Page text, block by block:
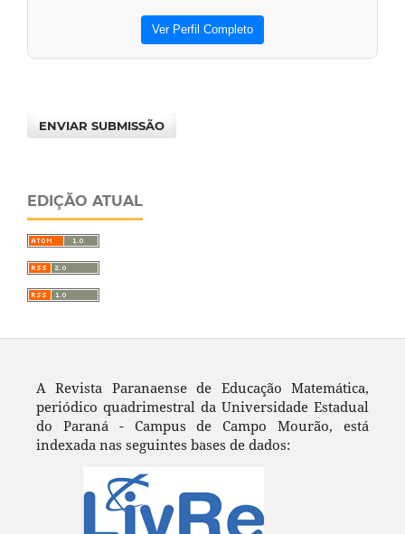
Ver Perfil Completo
ENVIAR SUBMISSÃO
EDIÇÃO ATUAL
A Revista Paranaense de Educação Matemática,
periódico quadrimestral da Universidade Estadual
do Paraná - Campus de Campo Mourão, está
indexada nas seguintes bases de dados: